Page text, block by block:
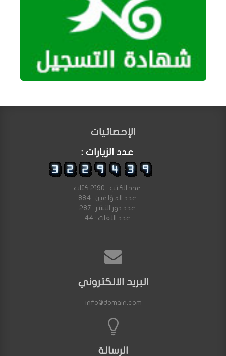
الإحصائيات
عدد الزيارات :
عدد الكتب : 2190 كتاب
عدد المؤلفين : 884
عدد دور النشر : 287
عدد اللغات : 44
البريد الالكتروني
info@domain.com
الرسالة